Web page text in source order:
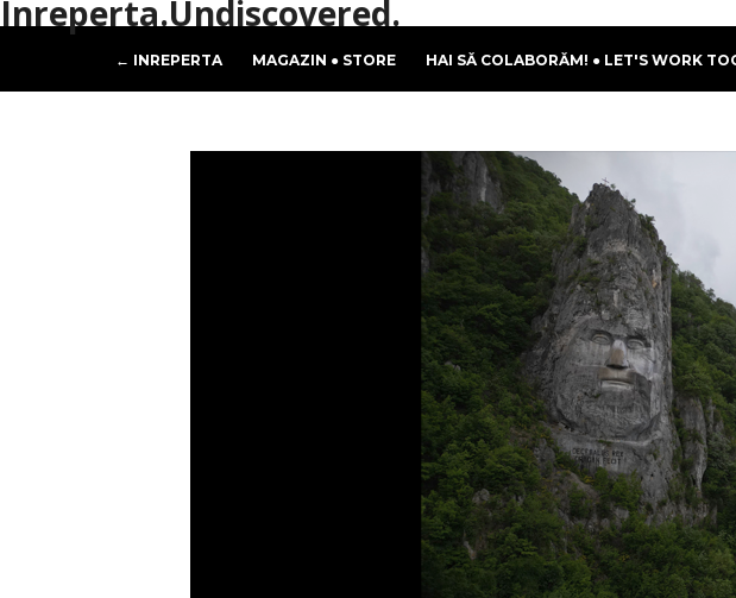
Inreperta.Undiscovered.
← INREPERTA MAGAZIN ● STORE HAI SĂ COLABORĂM! ● LET'S WORK